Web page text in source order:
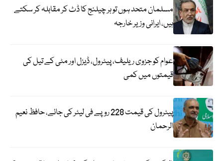
مسلمان متحد ہوں تو ہر چیلنج کا ڈٹ کر مقابلہ کر سکتے
ہیں، ایرانی وزیر خارجہ
عوام کو جزوی ریلیف، پیٹرول، ڈیزل اور مٹی کے تیل کی
قیمتوں میں کمی
پیٹرول کی قیمت 228 روپے فی لیٹر کی جائے، حافظ نعیم
الرحمان